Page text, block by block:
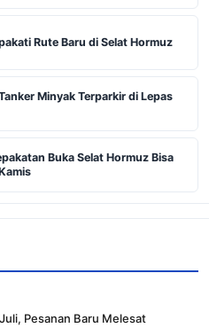
Rute Baru di Selat Hormuz
Minyak Terparkir di Lepas
Buka Selat Hormuz Bisa
Pesanan Baru Melesat